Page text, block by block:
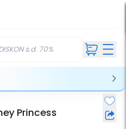
s.d. 70%
Princess